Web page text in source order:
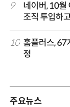
9
네이버, 10
조직 투입하
10 홈플러스, 67
정
주요뉴스